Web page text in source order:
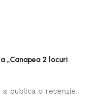
„Canapea 2 locuri
a publica o recenzie.